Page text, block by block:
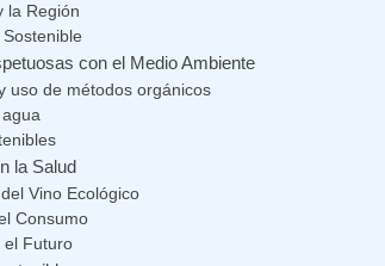
la Región
con el Medio Ambiente
uso de métodos orgánicos
la Salud
Vino Ecológico
Consumo
el Futuro